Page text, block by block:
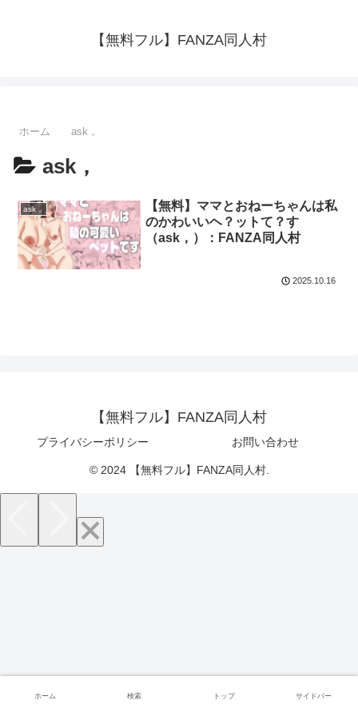
【無料フル】FANZA同人村
ホーム ask，
ask，
ask，
【無料】ママとおねーちゃんは私
のかわいいヘ？ットて？す
（ask，）：FANZA同人村
2025.10.16
【無料フル】FANZA同人村
プライバシーポリシー お問い合わせ
© 2024 【無料フル】FANZA同人村.
ホーム 検索 トップ サイドバー